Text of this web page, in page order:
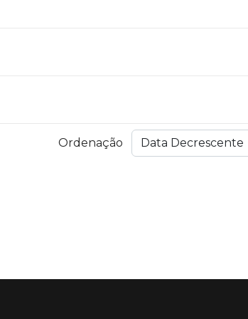
Ordenação